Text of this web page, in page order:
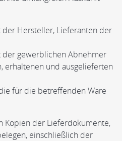
Hersteller, Lieferanten der
der gewerblichen Abnehmer
erhaltenen und ausgelieferten
für die betreffenden Ware
Kopien der Lieferdokumente,
einschließlich der